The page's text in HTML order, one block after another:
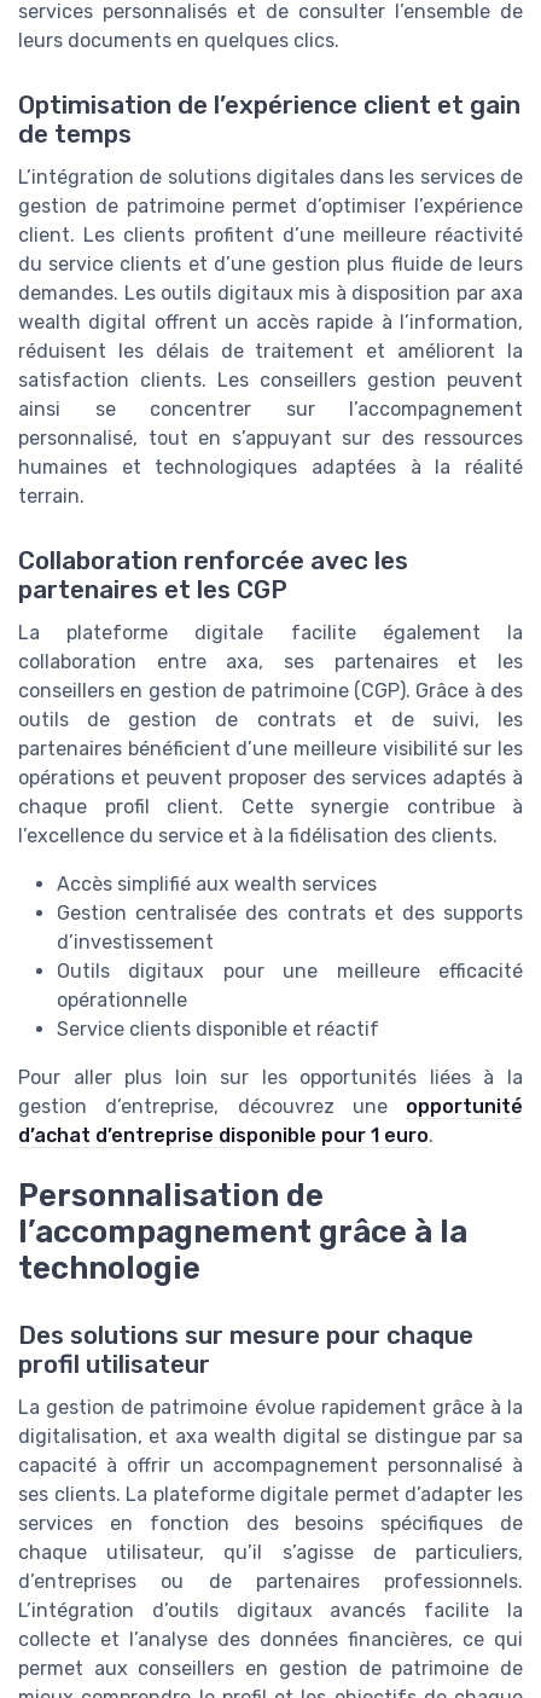
services personnalisés et de consulter l’ensemble de
leurs documents en quelques clics.
Optimisation de l’expérience client et gain
de temps
L’intégration de solutions digitales dans les services de
gestion de patrimoine permet d’optimiser l’expérience
client. Les clients profitent d’une meilleure réactivité
du service clients et d’une gestion plus fluide de leurs
demandes. Les outils digitaux mis à disposition par axa
wealth digital offrent un accès rapide à l’information,
réduisent les délais de traitement et améliorent la
satisfaction clients. Les conseillers gestion peuvent
ainsi se concentrer sur l’accompagnement
personnalisé, tout en s’appuyant sur des ressources
humaines et technologiques adaptées à la réalité
terrain.
Collaboration renforcée avec les
partenaires et les CGP
La plateforme digitale facilite également la
collaboration entre axa, ses partenaires et les
conseillers en gestion de patrimoine (CGP). Grâce à des
outils de gestion de contrats et de suivi, les
partenaires bénéficient d’une meilleure visibilité sur les
opérations et peuvent proposer des services adaptés à
chaque profil client. Cette synergie contribue à
l’excellence du service et à la fidélisation des clients.
Accès simplifié aux wealth services
Gestion centralisée des contrats et des supports
d’investissement
Outils digitaux pour une meilleure efficacité
opérationnelle
Service clients disponible et réactif
Pour aller plus loin sur les opportunités liées à la
gestion d’entreprise, découvrez une opportunité
d’achat d’entreprise disponible pour 1 euro.
Personnalisation de
l’accompagnement grâce à la
technologie
Des solutions sur mesure pour chaque
profil utilisateur
La gestion de patrimoine évolue rapidement grâce à la
digitalisation, et axa wealth digital se distingue par sa
capacité à offrir un accompagnement personnalisé à
ses clients. La plateforme digitale permet d’adapter les
services en fonction des besoins spécifiques de
chaque utilisateur, qu’il s’agisse de particuliers,
d’entreprises ou de partenaires professionnels.
L’intégration d’outils digitaux avancés facilite la
collecte et l’analyse des données financières, ce qui
permet aux conseillers en gestion de patrimoine de